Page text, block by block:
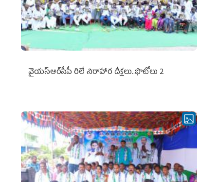
వైయ‌స్ఆర్‌సీపీ రిలే నిరాహార దీక్షలు..ఫొటోలు 2